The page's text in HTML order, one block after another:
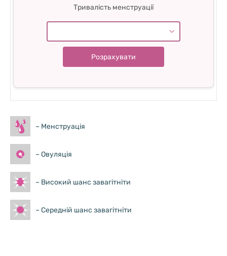
Тривалість менструації
– Менструація
– Овуляція
– Високий шанс завагітніти
– Середній шанс завагітніти